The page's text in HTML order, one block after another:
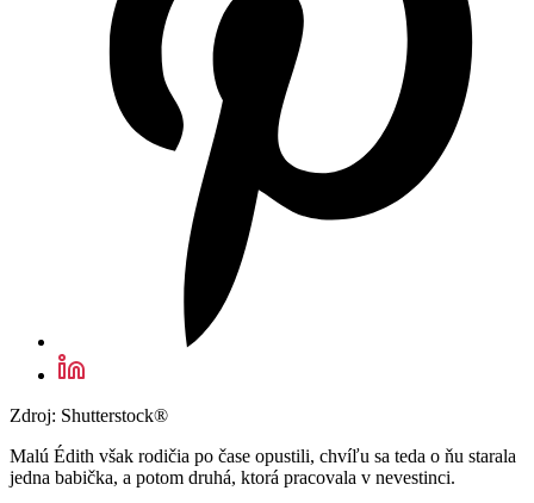
Zdroj: Shutterstock®
Malú Édith však rodičia po čase opustili, chvíľu sa teda o ňu starala
jedna babička, a potom druhá, ktorá pracovala v nevestinci.